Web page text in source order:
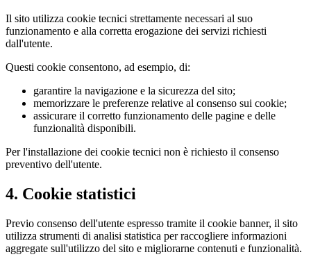
Il sito utilizza cookie tecnici strettamente necessari al suo
funzionamento e alla corretta erogazione dei servizi richiesti
dall'utente.
Questi cookie consentono, ad esempio, di:
garantire la navigazione e la sicurezza del sito;
memorizzare le preferenze relative al consenso sui cookie;
assicurare il corretto funzionamento delle pagine e delle
funzionalità disponibili.
Per l'installazione dei cookie tecnici non è richiesto il consenso
preventivo dell'utente.
4. Cookie statistici
Previo consenso dell'utente espresso tramite il cookie banner, il sito
utilizza strumenti di analisi statistica per raccogliere informazioni
aggregate sull'utilizzo del sito e migliorarne contenuti e funzionalità.